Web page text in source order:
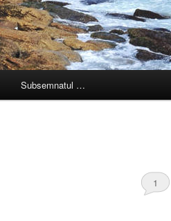
Subsemnatul …
1